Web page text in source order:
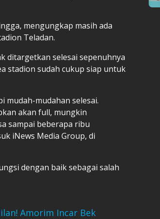
mengungkap masih ada
Teladan.
ditargetkan selesai sepenuhnya
stadion sudah cukup siap untuk
mudah-mudahan selesai.
akan full, mungkin
sampai beberapa ribu
iNews Media Group, di
dengan baik sebagai salah
Amorim Incar Bek